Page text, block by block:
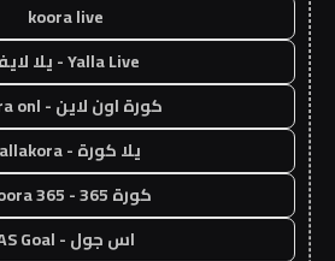
koora live
Yalla Live - يلا لايف
كورة اون لاين - koora onl
يلا كورة - yallakora
كورة 365 - kooora 365
اس جول - AS Goal